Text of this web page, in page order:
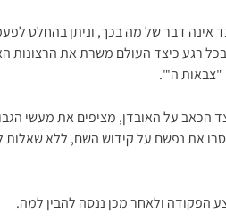
אינה דבר של מה בכך, וניתן בהחלט
רגע כיצד העולם משרת את הרצונות
"צבאות ה'".
הכאב על האובדן, מציפים את מעשי
את נפשם על קידוש השם, ללא שאלות
הפקודה ולאחר מכן ננסה להבין למה.